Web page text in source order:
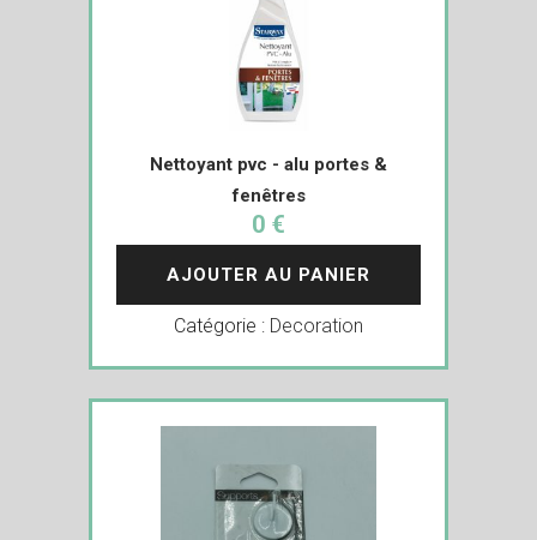
Nettoyant pvc - alu portes &
fenêtres
0 €
AJOUTER AU PANIER
Catégorie : Decoration